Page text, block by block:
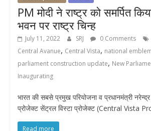
PM मोदी ने राष्ट्र को समर्पित
भवन पर राष्ट्र चिन्ह
July 11, 2022 SRJ 0 Comments
Central Avanue, Central Vista, national
parliament construction update, New
Inaugurating
भारत की सबसे प्रमुख परियोजना व प्रधानमंत्री नरेन्द्र
प्रोजेक्ट सेंट्रल विस्टा प्रोजेक्ट (Central Vista
Read more